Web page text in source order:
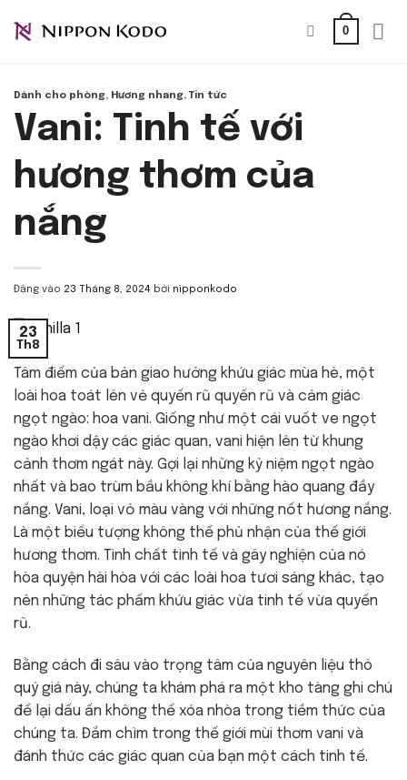
qua
0
Dành cho phòng, Hương nhang, Tin tức
Vani: Tinh tế với
hương thơm của
nắng
Đăng vào 23 Tháng 8, 2024 bởi nipponkodo
23
Th8
Tâm điểm của bản giao hưởng khứu giác mùa hè, một
loài hoa toát lên vẻ quyến rũ quyến rũ và cảm giác
ngọt ngào: hoa vani. Giống như một cái vuốt ve ngọt
ngào khơi dậy các giác quan, vani hiện lên từ khung
cảnh thơm ngát này. Gợi lại những kỷ niệm ngọt ngào
nhất và bao trùm bầu không khí bằng hào quang đầy
nắng. Vani, loại vỏ màu vàng với những nốt hương nắng.
Là một biểu tượng không thể phủ nhận của thế giới
hương thơm. Tinh chất tinh tế và gây nghiện của nó
hòa quyện hài hòa với các loài hoa tươi sáng khác, tạo
nên những tác phẩm khứu giác vừa tinh tế vừa quyến
rũ.
Bằng cách đi sâu vào trọng tâm của nguyên liệu thô
quý giá này, chúng ta khám phá ra một kho tàng ghi chú
để lại dấu ấn không thể xóa nhòa trong tiềm thức của
chúng ta. Đắm chìm trong thế giới mùi thơm vani và
đánh thức các giác quan của bạn một cách tinh tế.